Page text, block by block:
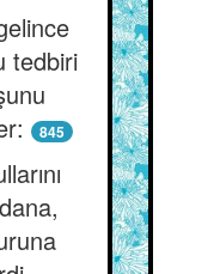
tedbiri
845